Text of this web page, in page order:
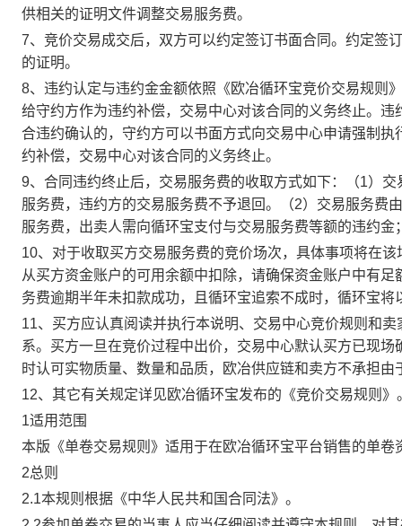
供相关的证明文件调整交易服务费。
7、竞价交易成交后，双方可以约定签订书面合同。约定签
的证明。
8、违约认定与违约金金额依照《欧冶循环宝竞价交易规则
给守约方作为违约补偿，交易中心对该合同的义务终止。
合违约确认的，守约方可以书面方式向交易中心申请强制
约补偿，交易中心对该合同的义务终止。
9、合同违约终止后，交易服务费的收取方式如下：（1）
服务费，违约方的交易服务费不予退回。（2）交易服务费
服务费，出卖人需向循环宝支付与交易服务费等额的违约
10、对于收取买方交易服务费的竞价场次，具体事项将在
从买方资金账户的可用余额中扣除，请确保资金账户中有
务费逾期半年未扣款成功，且循环宝追索不成时，循环宝将
11、买方应认真阅读并执行本说明、交易中心竞价规则和
系。买方一旦在竞价过程中出价，交易中心默认买方已现
时认可实物质量、数量和品质，欧冶供应链和卖方不承担由
12、其它有关规定详见欧冶循环宝发布的《竞价交易规则》
1适用范围
本版《单卷交易规则》适用于在欧冶循环宝平台销售的单卷
2总则
2.1本规则根据《中华人民共和国合同法》。